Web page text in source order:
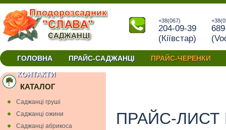
+38(067)
204-09-39
(Кiївстар)
окуліровки та прививки купити черенки Україна
ГОЛОВНА ПРАЙС-САДЖАНЦІ
ПРАЙС-ЧЕРЕНКИ
КОНТАКТИ
ПРАЙС-ЛИСТ
КАТАЛОГ
Cаджанці грушi
Cаджанці ожини
Саджанці абрикоса